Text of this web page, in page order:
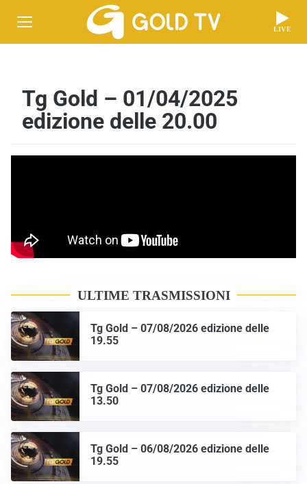
LIVE
Tg Gold – 01/04/2025
edizione delle 20.00
ULTIME TRASMISSIONI
Tg Gold – 07/08/2026 edizione delle
19.55
Tg Gold – 07/08/2026 edizione delle
13.50
Tg Gold – 06/08/2026 edizione delle
19.55